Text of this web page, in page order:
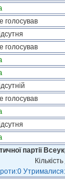
голосував
голосував
голосував
партії